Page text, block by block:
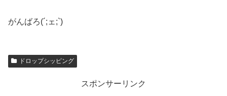
がんばろ(´;ェ;`)
ドロップシッピング
スポンサーリンク